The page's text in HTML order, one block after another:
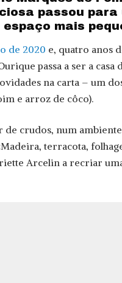
passou para
mais
de 2020 e, quatro anos
passa a ser a casa
na carta – um
e arroz de côco).
de crudos, num
terracota,
Arcelin a recriar